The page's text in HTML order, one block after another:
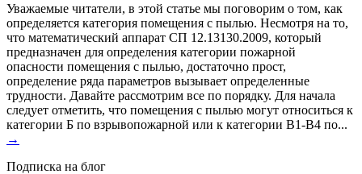
Уважаемые читатели, в этой статье мы поговорим о том, как
определяется категория помещения с пылью. Несмотря на то,
что математический аппарат СП 12.13130.2009, который
предназначен для определения категории пожарной
опасности помещения с пылью, достаточно прост,
определение ряда параметров вызывает определенные
трудности. Давайте рассмотрим все по порядку. Для начала
следует отметить, что помещения с пылью могут относиться к
категории Б по взрывопожарной или к категории В1-В4 по...
→
Подписка на блог